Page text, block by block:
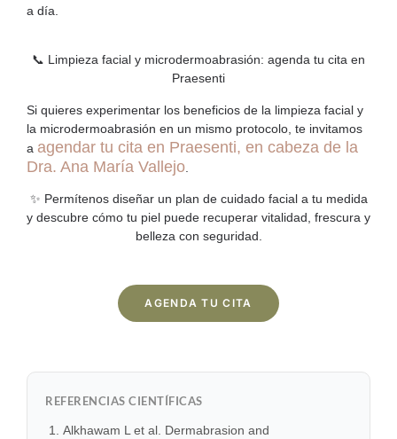
a día.
📞 Limpieza facial y microdermoabrasión: agenda tu cita en
Praesenti
Si quieres experimentar los beneficios de la limpieza facial y
la microdermoabrasión en un mismo protocolo, te invitamos
a agendar tu cita en Praesenti, en cabeza de la
Dra. Ana María Vallejo
✨ Permítenos diseñar un plan de cuidado facial a tu medida
y descubre cómo tu piel puede recuperar vitalidad, frescura y
belleza con seguridad.
AGENDA TU CITA
REFERENCIAS CIENTÍFICAS
Alkhawam L et al. Dermabrasion and